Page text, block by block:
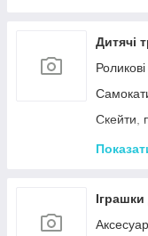
Різні
Дитячі
Скейти,
Каталки